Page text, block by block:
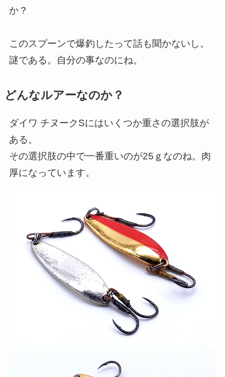
か？
このスプーンで爆釣したって話も聞かないし。
謎である。自分の事なのにね。
どんなルアーなのか？
ダイワ チヌークSにはいくつか重さの選択肢が
ある。
その選択肢の中で一番重いのが25ｇなのね。肉
厚になっています。